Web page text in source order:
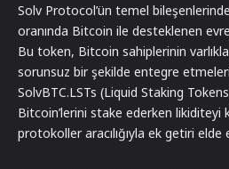
Solv Protocol’ün temel
oranında Bitcoin ile desteklenen
Bu token, Bitcoin sahiplerinin
sorunsuz bir şekilde entegre
SolvBTC.LSTs (Liquid Staking
Bitcoin’lerini stake ederken likiditeyi
protokoller aracılığıyla ek getiri